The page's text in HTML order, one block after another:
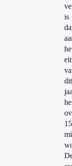
is
dit